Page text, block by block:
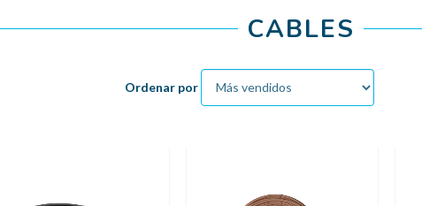
CABLES
Ordenar por